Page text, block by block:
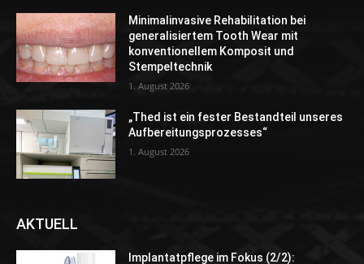
Minimalinvasive Rehabilitation bei
generalisiertem Tooth Wear mit
konventionellem Komposit und
Stempeltechnik
1. August 2026
„Thed ist ein fester Bestandteil unseres
Aufbereitungsprozesses“
1. August 2026
AKTUELL
Implantatpflege im Fokus (2/2):